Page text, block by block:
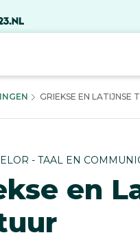
GRIEKSE EN LATIJNSE
- TAAL EN
en